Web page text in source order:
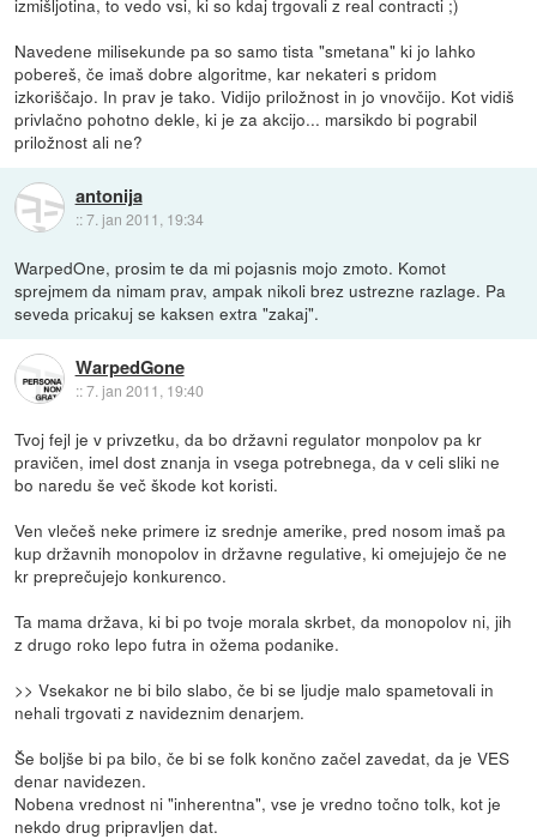
Navedene milisekunde pa so samo tista "smetana" ki jo lahko
pobereš, če imaš dobre algoritme, kar nekateri s pridom
izkoriščajo. In prav je tako. Vidijo priložnost in jo vnovčijo. Kot vidiš
privlačno pohotno dekle, ki je za akcijo... marsikdo bi pograbil
priložnost ali ne?
antonija
::7. jan 2011, 19:34
WarpedOne, prosim te da mi pojasnis mojo zmoto. Komot
sprejmem da nimam prav, ampak nikoli brez ustrezne razlage. Pa
seveda pricakuj se kaksen extra "zakaj".
WarpedGone
::7. jan 2011, 19:40
Tvoj fejl je v privzetku, da bo državni regulator monpolov pa kr
pravičen, imel dost znanja in vsega potrebnega, da v celi sliki ne
bo naredu še več škode kot koristi.
Ven vlečeš neke primere iz srednje amerike, pred nosom imaš pa
kup državnih monopolov in državne regulative, ki omejujejo če ne
kr preprečujejo konkurenco.
Ta mama država, ki bi po tvoje morala skrbet, da monopolov ni, jih
z drugo roko lepo futra in ožema podanike.
>> Vsekakor ne bi bilo slabo, če bi se ljudje malo spametovali in
nehali trgovati z navideznim denarjem.
Še boljše bi pa bilo, če bi se folk končno začel zavedat, da je VES
denar navidezen.
Nobena vrednost ni "inherentna", vse je vredno točno tolk, kot je
nekdo drug pripravljen dat.